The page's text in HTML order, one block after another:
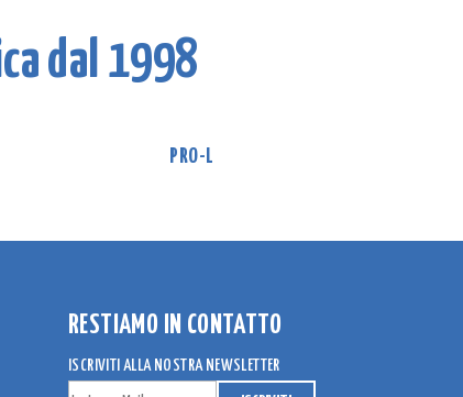
dal 1998
PRO-L
RESTIAMO IN CONTATTO
ISCRIVITI ALLA NOSTRA NEWSLETTER